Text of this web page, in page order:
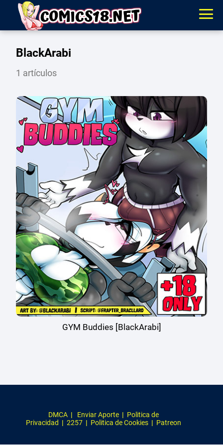
BlackArabi
1 artículos
GYM Buddies [BlackArabi]
DMCA | Enviar Aporte | Politica de
Privacidad | 2257 | Politica de Cookies | Patreon